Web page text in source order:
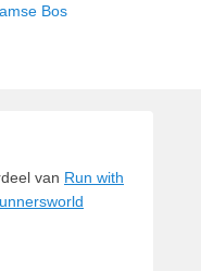
van Run with